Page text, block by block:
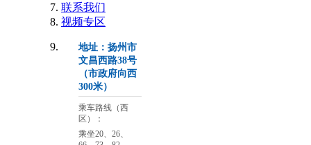
联系我们
视频专区
地址：扬州市
文昌西路38号
（市政府向西
300米）
乘车路线（西
区）：
乘坐20、26、